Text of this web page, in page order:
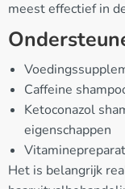
meest effectief in
Caffeine
Ketoconazol
eigenschappen
Het is belangrijk